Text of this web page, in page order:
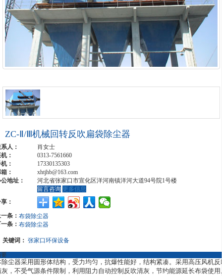
ZC-Ⅱ/Ⅲ机械回转反吹扁袋除尘器
人：
肖女士
：
0313-7561660
：
17330135303
：
xhtjhb@163.com
地址：
河北省张家口市宣化区洋河南镇洋河大道94号院1号楼
留言咨询 更多信息
：
条： 布袋除尘器
条： 布袋除尘器
关键词： 张家口环保设备
除尘器采用圆形体结构，受力均匀，抗爆性能好，结构紧凑。采用高压风机反
灰，不受气源条件限制，利用阻力自动控制反吹清灰，节约能源延长布袋使用